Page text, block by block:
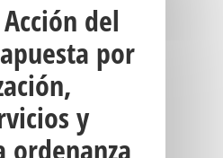
del
por
y
ordenanza